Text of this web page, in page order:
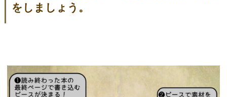
をしましょう。